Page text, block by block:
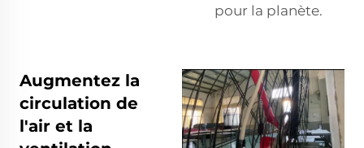
pour la planète.
Augmentez la
circulation de
l'air et la